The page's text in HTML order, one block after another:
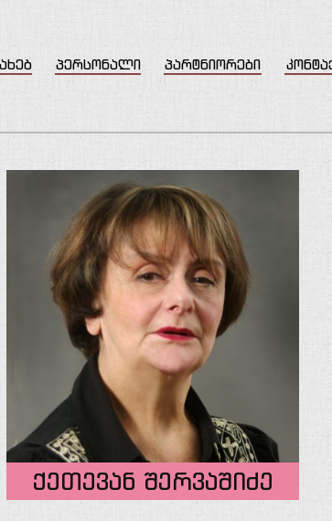
პერსონალი პარტნიორები
ქეთევან შერვაშიძე